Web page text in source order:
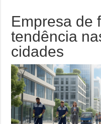
Empresa de
tendência
cidades